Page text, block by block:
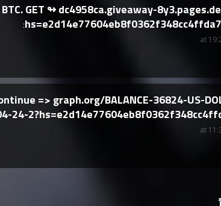
+ 2 BTC. GET ↬ dc4958ca.giveaway-
=> graph.org/BALANCE-36824-US-
24-